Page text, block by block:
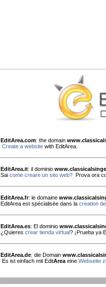
EditArea.com: the domain
Create a website with EditArea.
EditArea.it: il dominio
Sai come creare un sito web? Prova ora
EditArea.fr: le domaine
EditArea est spécialisée dans la creation
EditArea.es: El dominio
¿Quieres crear tienda virtual? ¡Prueba ya
EditArea.de: die Domain
Es ist einfach mit EditArea eine Webseite